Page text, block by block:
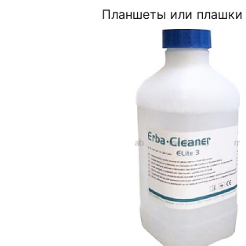
Планшеты или плашки